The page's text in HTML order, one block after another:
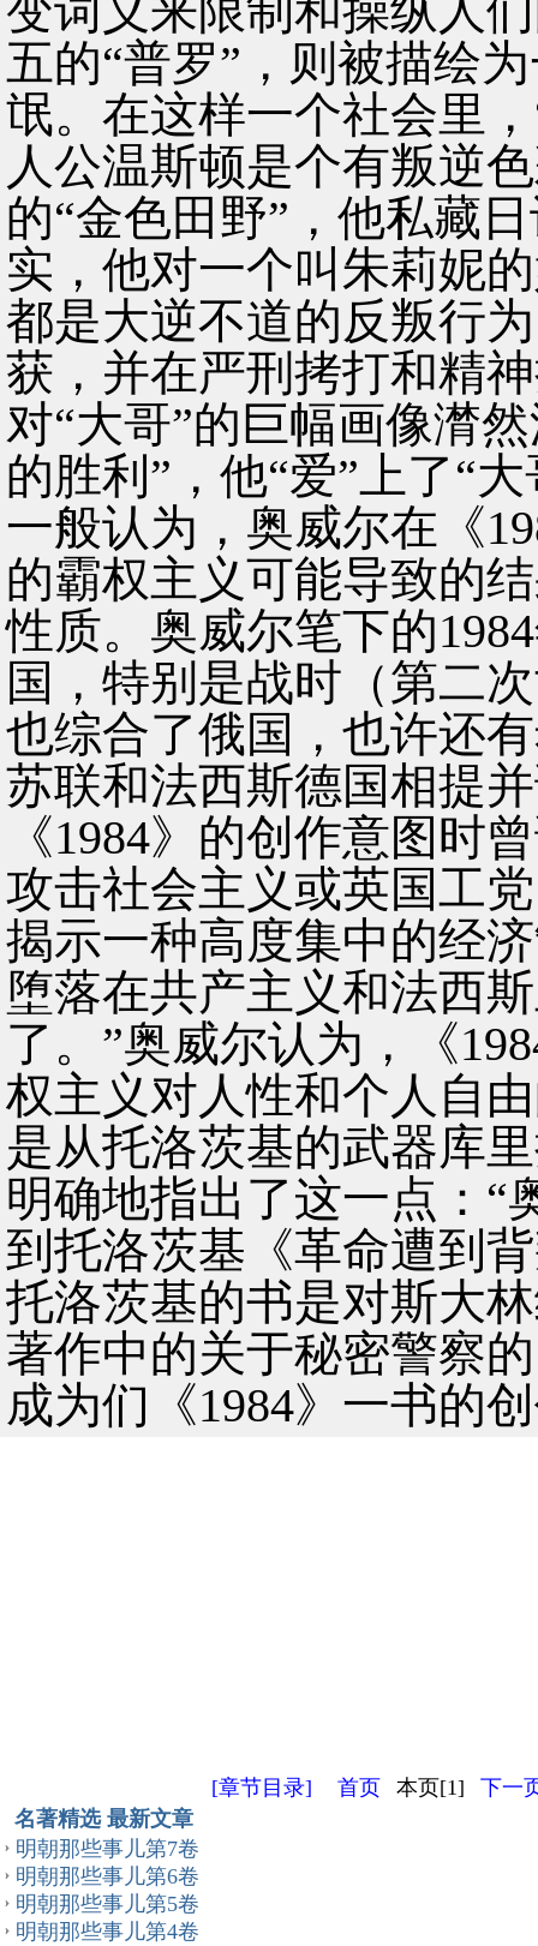
变词义来限制和操纵人
五的“普罗”，则被描绘
氓。在这样一个社会里
人公温斯顿是个有叛逆
的“金色田野”，他私藏
实，他对一个叫朱莉妮
都是大逆不道的反叛行
获，并在严刑拷打和精
对“大哥”的巨幅画像潸
的胜利”，他“爱”上了“大
一般认为，奥威尔在《
的霸权主义可能导致的
性质。奥威尔笔下的
国，特别是战时（第二
也综合了俄国，也许还
苏联和法西斯德国相提
《1984》的创作意图时
攻击社会主义或英国工
揭示一种高度集中的经
堕落在共产主义和法西
了。”奥威尔认为，《
权主义对人性和个人自
是从托洛茨基的武器库
明确地指出了这一点：“
到托洛茨基《革命遭到
托洛茨基的书是对斯大
著作中的关于秘密警察
成为们《1984》一书的
[章节目录] 首页 本页[1]
下一
名著精选 最新文章
明朝那些事儿第7卷
明朝那些事儿第6卷
明朝那些事儿第5卷
明朝那些事儿第4卷